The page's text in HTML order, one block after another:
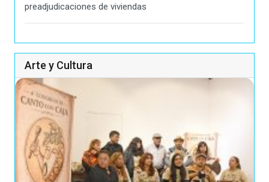
preadjudicaciones de viviendas
Arte y Cultura